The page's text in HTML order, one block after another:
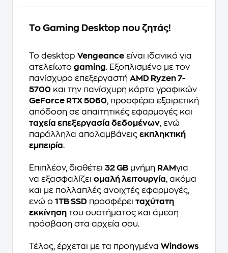
Το Gaming Desktop που ζητάς!
Το desktop Vengeance είναι ιδανικό για
ατελείωτο gaming. Εξοπλισμένο με τον
πανίσχυρο επεξεργαστή AMD Ryzen 7-
5700 και την πανίσχυρη κάρτα γραφικών
GeForce RTX 5060, προσφέρει εξαιρετική
απόδοση σε απαιτητικές εφαρμογές και
ταχεία επεξεργασία δεδομένων, ενώ
παράλληλα απολαμβάνεις εκπληκτική
εμπειρία.
Επιπλέον, διαθέτει 32 GB μνήμη RAMγια
να εξασφαλίζει ομαλή λειτουργία, ακόμα
και με πολλαπλές ανοιχτές εφαρμογές,
ενώ ο 1ΤΒ SSD προσφέρει ταχύτατη
εκκίνηση του συστήματος και άμεση
πρόσβαση στα αρχεία σου.
Τέλος, έρχεται με τα προηγμένα Windows